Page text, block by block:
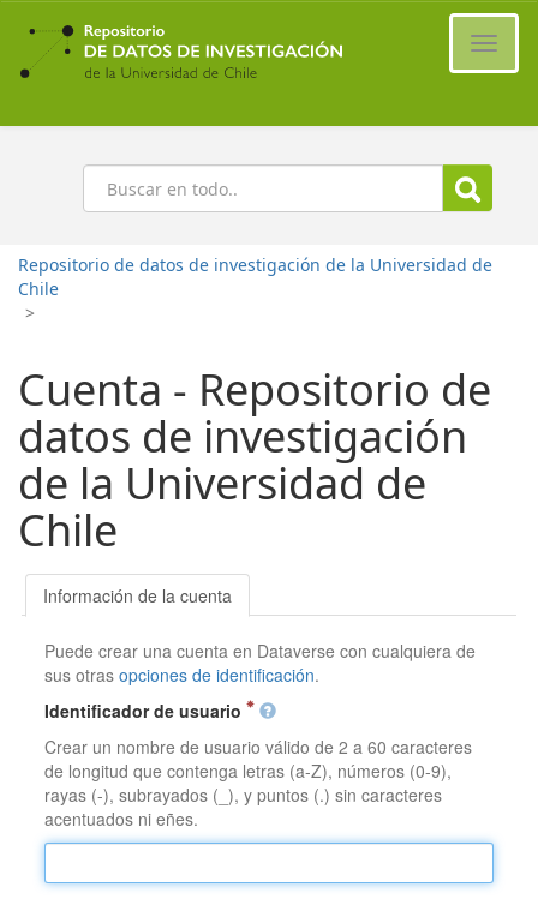
Ir
contenido
principal
Buscar
Repositorio de datos de investigación de la Universidad de
Chile
>
Cuenta - Repositorio de
datos de investigación
de la Universidad de
Chile
Información de la cuenta
Puede crear una cuenta en Dataverse con cualquiera de
sus otrasopciones de identificación.
Identificador de usuario
Crear un nombre de usuario válido de 2 a 60 caracteres
de longitud que contenga letras (a-Z), números (0-9),
rayas (-), subrayados (_), y puntos (.) sin caracteres
acentuados ni eñes.